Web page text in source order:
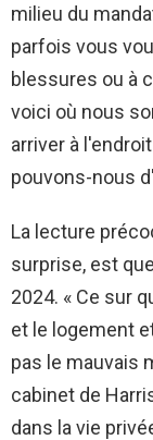
milieu du
parfois vous
blessures ou à
voici où nous
arriver à
pouvons-nous
La lecture
surprise, est
2024. « Ce sur
et le logement
pas le mauvais
cabinet de
dans la vie